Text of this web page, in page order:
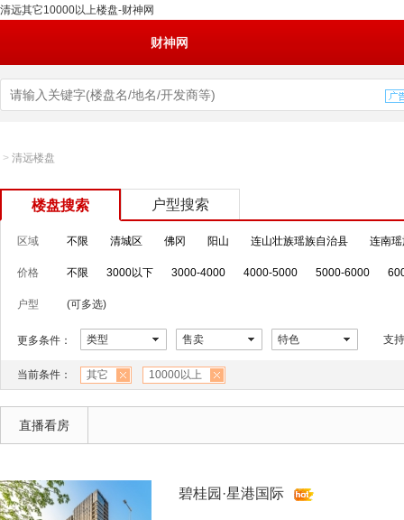
清远其它10000以上楼盘-财神网
财神网
> 清远楼盘
楼盘搜索 户型搜索
区域 不限 清城区 佛冈 阳山 连山壮族瑶族自治县 连南
价格 不限 3000以下 3000-4000 4000-5000 5000-6000
户型 (可多选)
更多条件： 类型 售卖 特色 支
当前条件： 其它 10000以上
直播看房
碧桂园·星港国际